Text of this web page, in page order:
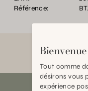
Référence:
Tout comme
désirons vous
expérience